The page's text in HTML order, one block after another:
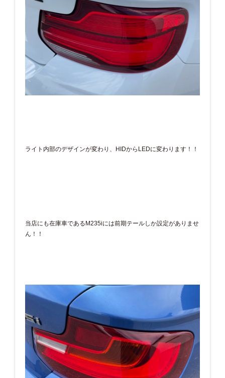
ライト内部のデザインが変わり、HIDからLEDに変わります！！
当店にも在庫車であるM235iには前期テールしか設定がありませ
ん！！